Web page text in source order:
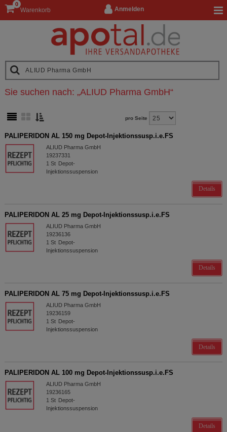
Anmelden
Warenkorb
0
Sie suchen nach: „ALIUD Pharma GmbH“
pro Seite
PALIPERIDON AL 150 mg Depot-Injektionssusp.i.e.FS
ALIUD Pharma GmbH
19237331
1 St Depot-
Injektionssuspension
Details
PALIPERIDON AL 25 mg Depot-Injektionssusp.i.e.FS
ALIUD Pharma GmbH
19236136
1 St Depot-
Injektionssuspension
Details
PALIPERIDON AL 75 mg Depot-Injektionssusp.i.e.FS
ALIUD Pharma GmbH
19236159
1 St Depot-
Injektionssuspension
Details
PALIPERIDON AL 100 mg Depot-Injektionssusp.i.e.FS
ALIUD Pharma GmbH
19236165
1 St Depot-
Injektionssuspension
Details